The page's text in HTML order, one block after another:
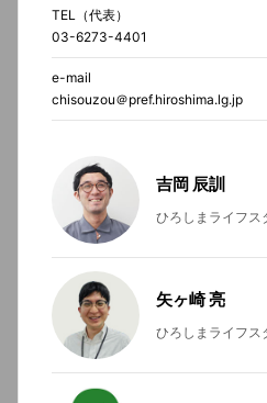
TEL（代表）
03-6273-4401
e-mail
chisouzou＠pref.hiroshima.lg.jp
吉岡 辰訓
ひろしまライフス
矢ヶ崎 亮
ひろしまライフス